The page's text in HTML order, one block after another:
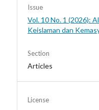
Issue
Vol. 10 No. 1 (2026):
Keislaman dan
Section
Articles
License